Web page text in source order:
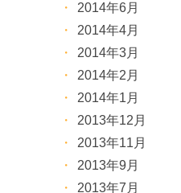
2014年6月
2014年4月
2014年3月
2014年2月
2014年1月
2013年12月
2013年11月
2013年9月
2013年7月